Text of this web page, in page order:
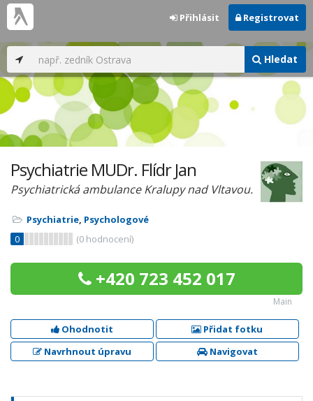
Hledat
Přihlásit Registrovat
Psychiatrie MUDr. Flídr Jan
Psychiatrická ambulance Kralupy nad Vltavou.
Psychiatrie, Psychologové
0
(0 hodnocení)
+420 723 452 017
Main
Ohodnotit
Přidat fotku
Navrhnout úpravu
Navigovat